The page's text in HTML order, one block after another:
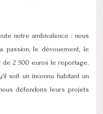
notre ambivalence : nous
passion, le dévouement, le
de 2 500 euros le reportage.
soit un inconnu habitant un
défendons leurs projets